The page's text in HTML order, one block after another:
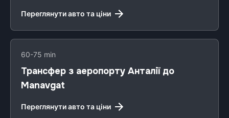
Переглянути авто та ціни
60-75 min
Трансфер з аеропорту Анталії до
Manavgat
Переглянути авто та ціни